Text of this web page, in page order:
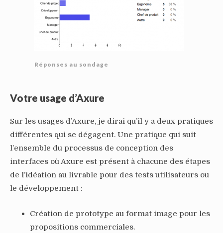
Réponses au sondage
Votre usage d’Axure
Sur les usages d’Axure, je dirai qu’il y a deux pratiques
différentes qui se dégagent. Une pratique qui suit
l’ensemble du processus de conception des
interfaces où Axure est présent à chacune des étapes
de l’idéation au livrable pour des tests utilisateurs ou
le développement :
Création de prototype au format image pour les
propositions commerciales.